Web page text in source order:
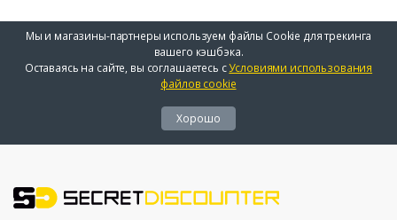
Мы и магазины-партнеры используем файлы Cookie для трекинга
вашего кэшбэка.
Оставаясь на сайте, вы соглашаетесь сУсловиями использования
файлов cookie
Хорошо